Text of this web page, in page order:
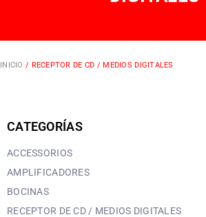
INICIO / RECEPTOR DE CD / MEDIOS DIGITALES
CATEGORÍAS
ACCESSORIOS
AMPLIFICADORES
BOCINAS
RECEPTOR DE CD / MEDIOS DIGITALES